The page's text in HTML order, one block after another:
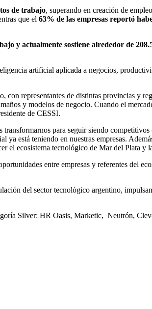
de trabajo, superando en creación de
que el 63% de las empresas reportó
y actualmente sostiene alrededor de
artificial aplicada a negocios,
representantes de distintas provincias y
y modelos de negocio. Cuando el
de CESSI.
para seguir siendo
está teniendo en nuestras empresas.
el ecosistema tecnológico de Mar del Plata y
entre empresas y referentes del
del sector tecnológico argentino,
Silver: HR Oasis, Marketic, Neutrón,